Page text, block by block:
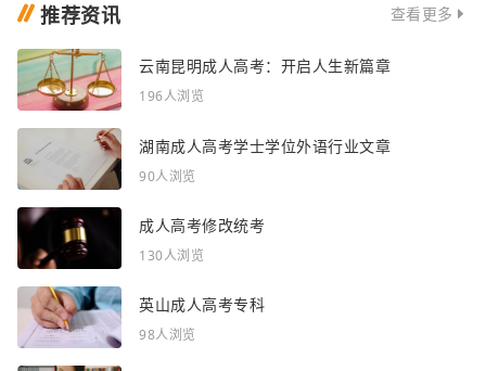
推荐资讯 查看更多
云南昆明成人高考：开启人生新篇章
196人浏览
湖南成人高考学士学位外语行业文章
90人浏览
成人高考修改统考
130人浏览
英山成人高考专科
98人浏览